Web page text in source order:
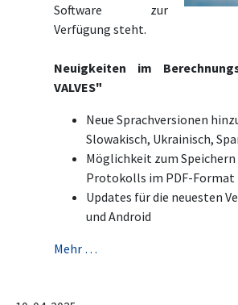
Software zur
Verfügung steht.
Neuigkeiten im
VALVES"
Neue Sprachversionen
Slowakisch, Ukrainisch,
Möglichkeit zum Speichern
Protokolls im PDF-Format
Updates für die neuesten
und Android
Mehr …